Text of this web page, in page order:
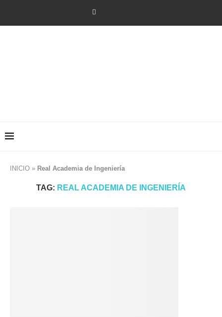
INICIO » Real Academia de Ingeniería
TAG: REAL ACADEMIA DE INGENIERÍA